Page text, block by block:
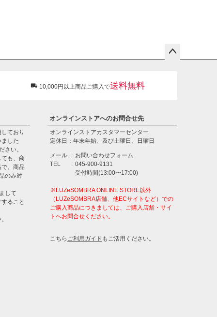
10,000円以上商品ご購入で送料無料
ており
した
さい。
ても、商
、商品
のみ対
して
ること
オンラインストアへのお問合せ先
オンラインストアカスタマーセンター
定休日：年末年始、及び土曜日、日曜日
メール
お問い合わせフォーム
TEL
045-900-9131
受付時間(13:00〜17:00)
※LUZeSOMBRA ONLINE STORE以外
（LUZeSOMBRA店舗、他ECサイトなど）での
ご購入商品につきましては、ご購入店舗・サイ
トへお問合せください。
こちら ご利用ガイド もご活用ください。